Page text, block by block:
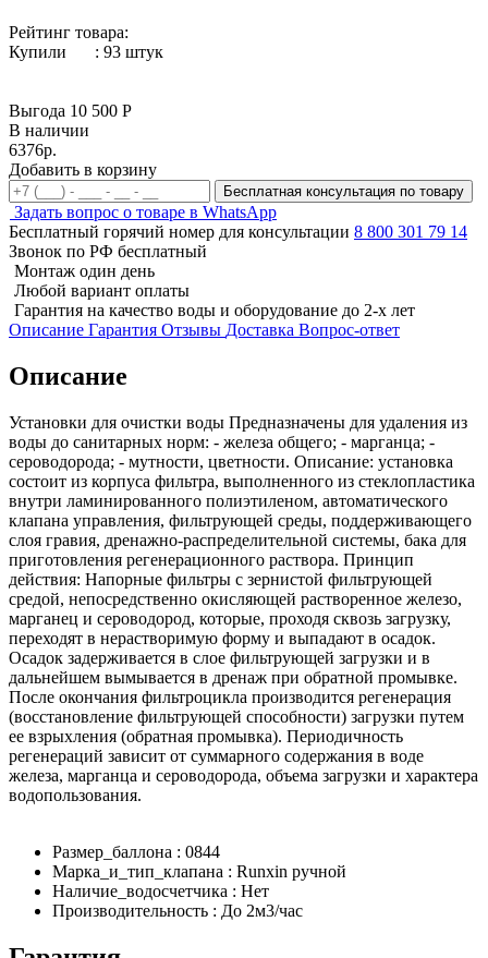
Рейтинг товара:
Купили
: 93 штук
Выгода 10 500 Р
В наличии
6376р.
Добавить в корзину
Бесплатная консультация по товару
Задать вопрос о товаре в WhatsApp
Бесплатный горячий номер для консультации 8 800 301 79 14
Звонок по РФ бесплатный
Монтаж один день
Любой вариант оплаты
Гарантия на качество воды и оборудование до 2-х лет
Описание Гарантия Отзывы Доставка Вопрос-ответ
Описание
Установки для очистки воды Предназначены для удаления из
воды до санитарных норм: - железа общего; - марганца; -
сероводорода; - мутности, цветности. Описание: установка
состоит из корпуса фильтра, выполненного из стеклопластика
внутри ламинированного полиэтиленом, автоматического
клапана управления, фильтрующей среды, поддерживающего
слоя гравия, дренажно-распределительной системы, бака для
приготовления регенерационного раствора. Принцип
действия: Напорные фильтры с зернистой фильтрующей
средой, непосредственно окисляющей растворенное железо,
марганец и сероводород, которые, проходя сквозь загрузку,
переходят в нерастворимую форму и выпадают в осадок.
Осадок задерживается в слое фильтрующей загрузки и в
дальнейшем вымывается в дренаж при обратной промывке.
После окончания фильтроцикла производится регенерация
(восстановление фильтрующей способности) загрузки путем
ее взрыхления (обратная промывка). Периодичность
регенераций зависит от суммарного содержания в воде
железа, марганца и сероводорода, объема загрузки и характера
водопользования.
Размер_баллона : 0844
Марка_и_тип_клапана : Runxin ручной
Наличие_водосчетчика : Нет
Производительность : До 2м3/час